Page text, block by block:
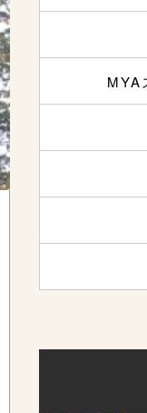
MYA